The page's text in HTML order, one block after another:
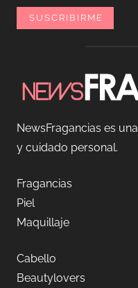
NewsFragancias es
y cuidado personal.
Fragancias
Piel
Maquillaje
Cabello
Beautylovers